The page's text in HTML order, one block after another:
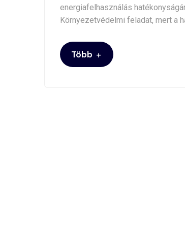
energiafelhasználás
Környezetvédelmi feladat, mert a
Több +